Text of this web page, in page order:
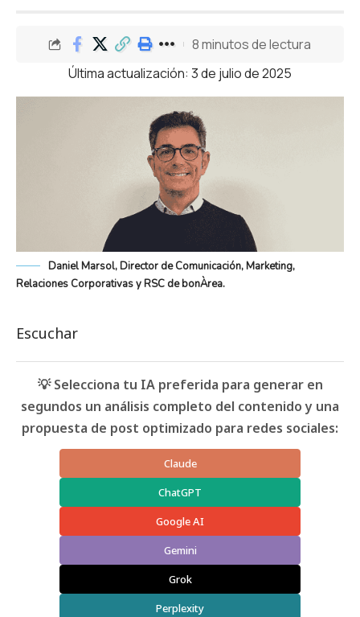
Última actualización: 3 de julio de 2025
8 minutos de lectura
Daniel Marsol, Director de Comunicación, Marketing,
Relaciones Corporativas y RSC de bonÀrea.
Escuchar
💡 Selecciona tu IA preferida para generar en
segundos un análisis completo del contenido y una
propuesta de post optimizado para redes sociales:
Claude
ChatGPT
Google AI
Gemini
Grok
Perplexity